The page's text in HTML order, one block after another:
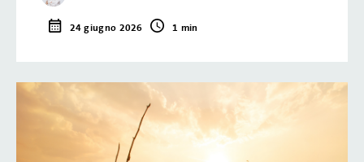
24 giugno 2026 1 min